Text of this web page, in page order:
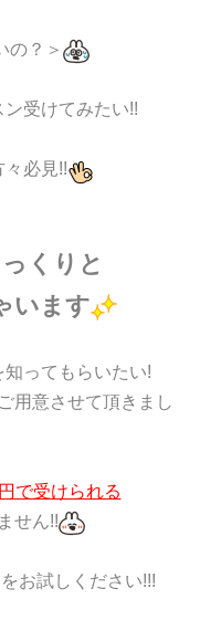
の？＞
ン受けてみたい!!
々必見!!
くりと
います
ってもらいたい!
用意させて頂きまし
で受けられる
せん!!
お試しください!!!